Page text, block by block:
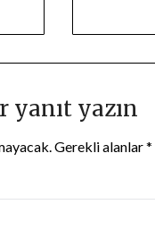
yanıt yazın
Gerekli alanlar*